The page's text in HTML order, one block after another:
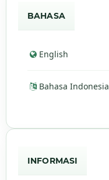
BAHASA
English
Bahasa Indonesia
INFORMASI